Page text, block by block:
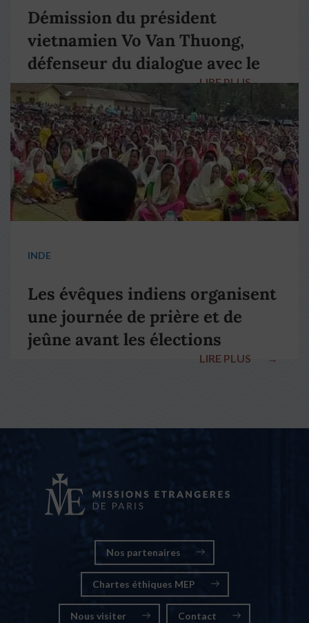
Démission du président
vietnamien Vo Van Thuong,
défenseur du dialogue avec le
pape François
LIRE PLUS →
INDE
Les évêques indiens organisent
une journée de prière et de
jeûne avant les élections
LIRE PLUS →
Nos partenaires
Chartes éthiques MEP
Nous visiter Contact